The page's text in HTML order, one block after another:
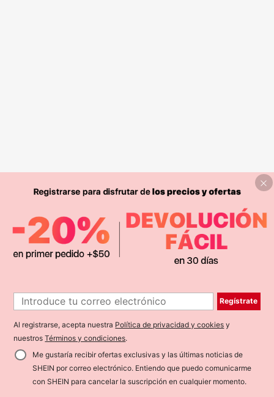
Regístrate
Al registrarse, acepta nuestra Política de privacidad y cookies y
nuestrosTérminos y condiciones.
Me gustaría recibir ofertas exclusivas y las últimas noticias de
SHEIN por correo electrónico. Entiendo que puedo comunicarme
con SHEIN para cancelar la suscripción en cualquier momento.